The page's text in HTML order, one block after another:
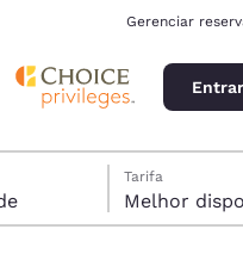
Gerenciar
Tarifa
Melhor